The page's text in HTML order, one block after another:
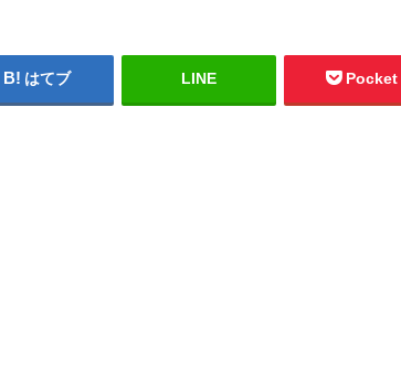
はてブ LINE Pocket